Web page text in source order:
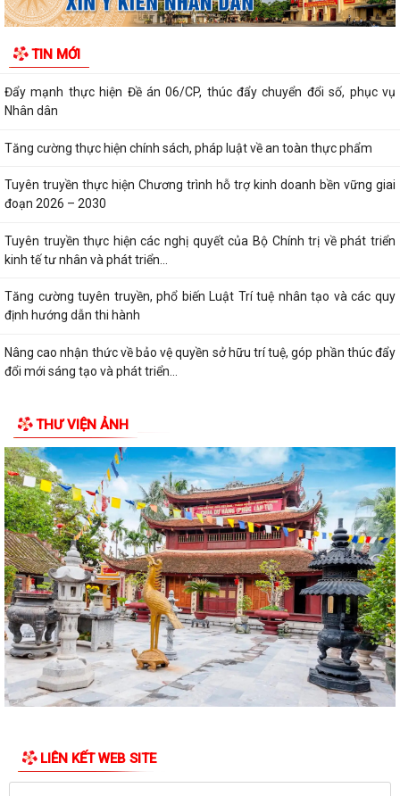
TIN MỚI
Tăng cường thực hiện chính sách, pháp luật về an toàn thực phẩm
Tuyên truyền thực hiện Chương trình hỗ trợ kinh doanh bền vững giai
đoạn 2026 – 2030
Tuyên truyền thực hiện các nghị quyết của Bộ Chính trị về phát triển
định hướng dẫn thi hành
đổi mới sáng tạo và phát triển...
liệu đất đai
chế tiếp xúc thực phẩm
Đẩy mạnh xây dựng phong trào toàn dân bảo vệ an ninh Tổ quốc, góp
phần giữ vững an ninh, trật tự...
Tăng cường công tác tuyên truyền, chủ động phòng, chống thiên tai,
bão lũ và thích ứng với biến đổi...
Xã triển khai quyết liệt Chiến dịch 100 ngày tạo lập, cập nhật Sổ sức
khỏe điện tử trên VNeID
XÃ KIẾN THỤY TRIỂN KHAI CHIẾN DỊCH 100 NGÀY TẠO LẬP, CẬP NHẬT
SỔ SỨC KHỎE ĐIỆN TỬ TRÊN ỨNG DỤNG...
HỘI NGHỊ NGHIÊN CỨU, HỌC TẬP, QUÁN TRIỆT NGHỊ QUYẾT HỘI NGHỊ
LẦN THỨ BA BAN CHẤP HÀNH TRUNG ƯƠNG...
THƯ VIỆN ẢNH
LIÊN KẾT WEB SITE